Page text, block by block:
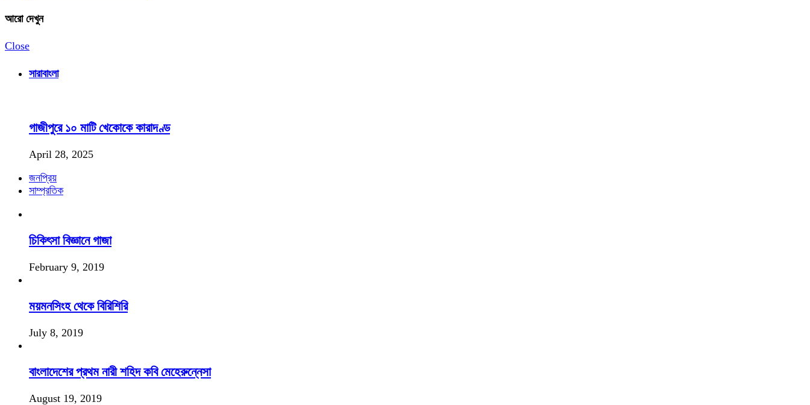
আরো দেখুন
Close
সারাবাংলা
গাজীপুরে ১০ মাটি খেকোকে কারাদণ্ড
April 28, 2025
জনপ্রিয়
সাম্প্রতিক
চিকিৎসা বিজ্ঞানে গাজা
February 9, 2019
ময়মনসিংহ থেকে বিরিশিরি
July 8, 2019
বাংলাদেশের প্রথম নারী শহিদ কবি মেহেরুন্নেসা
August 19, 2019